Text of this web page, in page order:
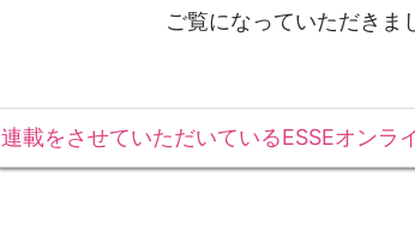
ご覧になっていただきま
連載をさせていただいているESSEオンラ